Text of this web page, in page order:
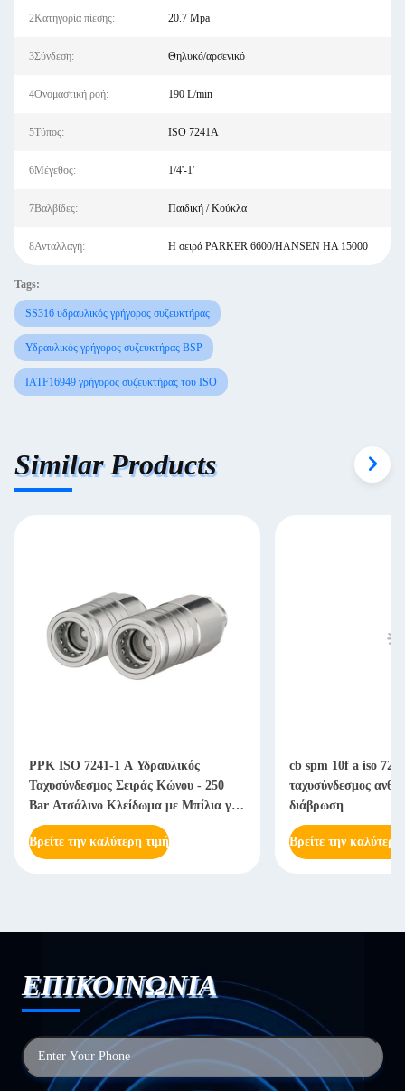
2Κατηγορία πίεσης: 20.7 Mpa
3Σύνδεση: Θηλυκό/αρσενικό
4Ονομαστική ροή: 190 L/min
5Τύπος: ISO 7241Α
6Μέγεθος: 1/4'-1'
7Βαλβίδες: Παιδική / Κούκλα
8Ανταλλαγή: Η σειρά PARKER 6600/HANSEN HA 15000
Tags:
SS316 υδραυλικός γρήγορος συζευκτήρας
Υδραυλικός γρήγορος συζευκτήρας BSP
IATF16949 γρήγορος συζευκτήρας του ISO
Similar Products
PPK ISO 7241-1 A Υδραυλικός
Ταχυσύνδεσμος Σειράς Κώνου - 250
Bar Ατσάλινο Κλείδωμα με Μπίλια για
Βαριά Μηχανήματα
Βρείτε την καλύτερη τιμή
cb spm 10f a iso
ταχυσύνδεσμος
διάβρωση
Βρείτε την καλύτερη
ΕΠΙΚΟΙΝΩΝΙΑ